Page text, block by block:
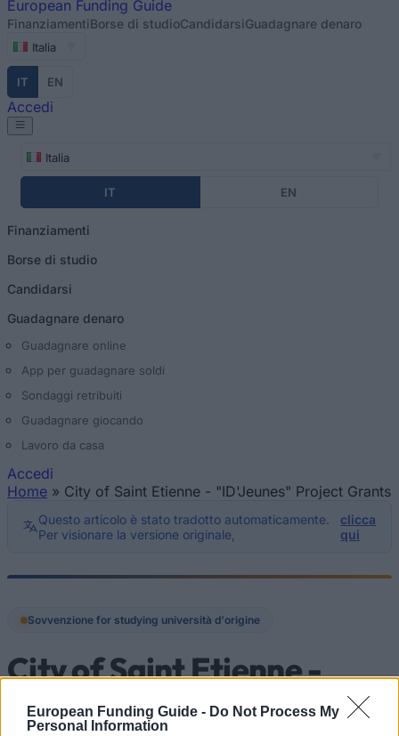
European Funding Guide - Do Not Process My
Personal Information
European Funding Guide
FinanziamentiBorse di studioCandidarsiGuadagnare denaro
Italia
IT EN
Accedi
Italia
IT EN
Finanziamenti
Borse di studio
Candidarsi
Guadagnare denaro
Guadagnare online
App per guadagnare soldi
Sondaggi retribuiti
Guadagnare giocando
Lavoro da casa
Accedi
Tu sei qui
Home » City of Saint Etienne - "ID'Jeunes" Project Grants
Questo articolo è stato tradotto automaticamente.
Per visionare la versione originale,
clicca
qui
Sovvenzione for studying università d'origine
City of Saint Etienne -
"ID'Jeunes" Project Grants